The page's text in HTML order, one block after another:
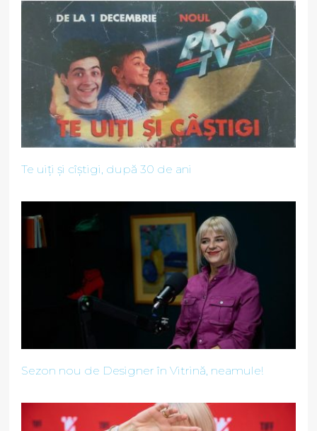
Te uiți și cîștigi, după 30 de ani
Sezon nou de Designer în Vitrină, neamule!